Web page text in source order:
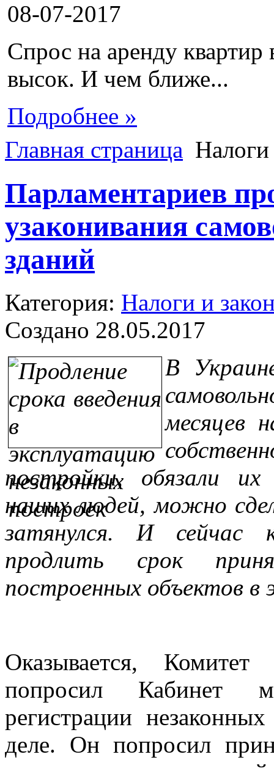
08-07-2017
Спрос на аренду квартир
высок. И чем ближе...
Подробнее »
Главная страница Налоги
Парламентариев
узаконивания
зданий
Категория: Налоги и
Создано 28.05.2017
В
месяцев
постройки, обязали
наших людей, можно
затянулся. И сейчас
продлить срок
построенных объектов в
Оказывается, Комитет
попросил Кабинет
регистрации
деле. Он попросил